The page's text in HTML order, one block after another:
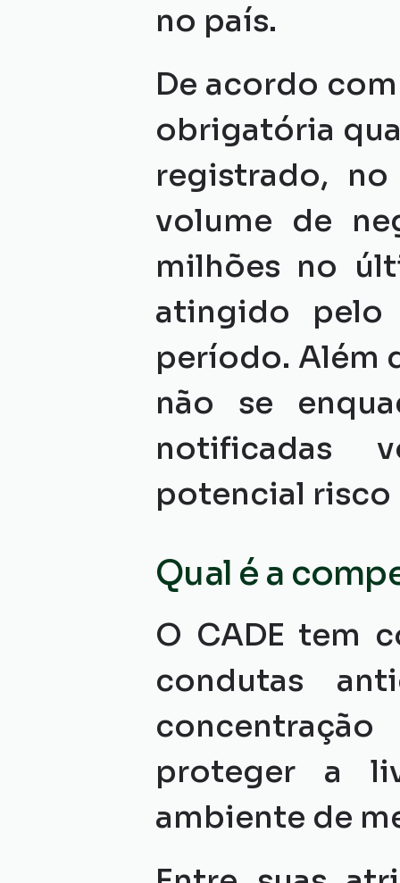
no país.
De acordo
obrigatória
registrado,
volume de
milhões no
atingido pelo
período. Além
não se
notificadas
potencial
Qual é a
O CADE tem
condutas
proteger a
ambiente de